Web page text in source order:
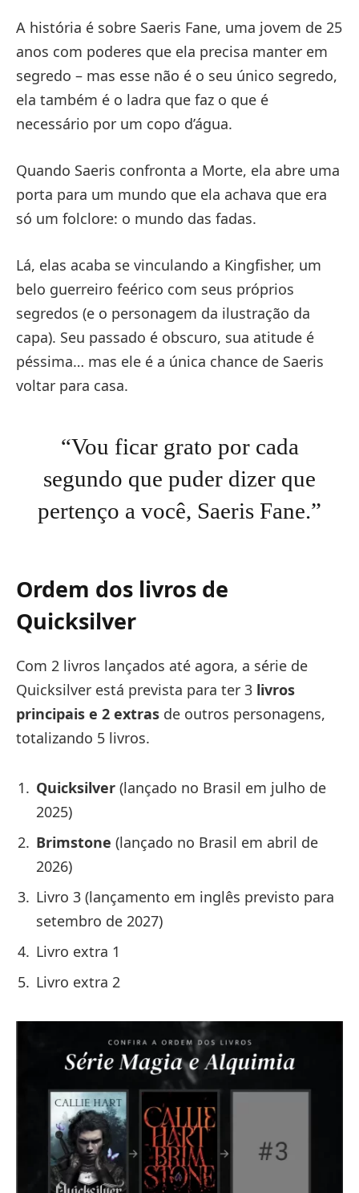
A história é sobre Saeris Fane, uma jovem de 25
anos com poderes que ela precisa manter em
segredo – mas esse não é o seu único segredo,
ela também é o ladra que faz o que é
necessário por um copo d’água.
Quando Saeris confronta a Morte, ela abre uma
porta para um mundo que ela achava que era
só um folclore: o mundo das fadas.
Lá, elas acaba se vinculando a Kingfisher, um
belo guerreiro feérico com seus próprios
segredos (e o personagem da ilustração da
capa). Seu passado é obscuro, sua atitude é
péssima… mas ele é a única chance de Saeris
voltar para casa.
“Vou ficar grato por cada
segundo que puder dizer que
pertenço a você, Saeris Fane.”
Ordem dos livros de
Quicksilver
Com 2 livros lançados até agora, a série de
Quicksilver está prevista para ter 3 livros
principais e 2 extras de outros personagens,
totalizando 5 livros.
Quicksilver (lançado no Brasil em julho de
2025)
Brimstone (lançado no Brasil em abril de
2026)
Livro 3 (lançamento em inglês previsto para
setembro de 2027)
Livro extra 1
Livro extra 2